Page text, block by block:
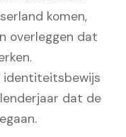
komen,
overleggen dat
identiteitsbewijs
dat de